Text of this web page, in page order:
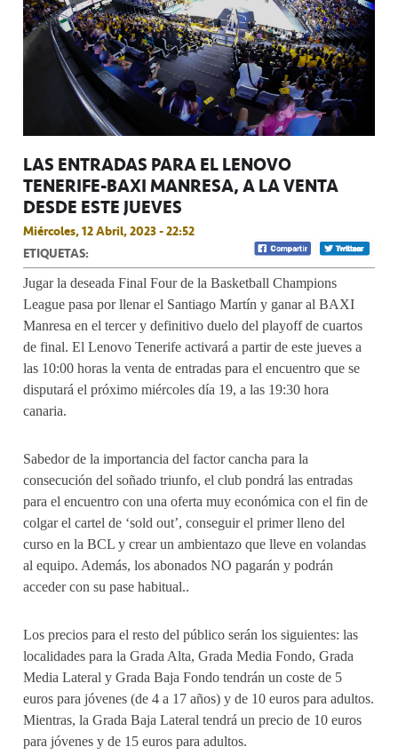
LAS ENTRADAS PARA EL LENOVO
TENERIFE-BAXI MANRESA, A LA VENTA
DESDE ESTE JUEVES
Miércoles, 12 Abril, 2023 - 22:52
ETIQUETAS:
Jugar la deseada Final Four de la Basketball Champions
League pasa por llenar el Santiago Martín y ganar al BAXI
Manresa en el tercer y definitivo duelo del playoff de cuartos
de final. El Lenovo Tenerife activará a partir de este jueves a
las 10:00 horas la venta de entradas para el encuentro que se
disputará el próximo miércoles día 19, a las 19:30 hora
canaria.
Sabedor de la importancia del factor cancha para la
consecución del soñado triunfo, el club pondrá las entradas
para el encuentro con una oferta muy económica con el fin de
colgar el cartel de ‘sold out’, conseguir el primer lleno del
curso en la BCL y crear un ambientazo que lleve en volandas
al equipo. Además, los abonados NO pagarán y podrán
acceder con su pase habitual..
Los precios para el resto del público serán los siguientes: las
localidades para la Grada Alta, Grada Media Fondo, Grada
Media Lateral y Grada Baja Fondo tendrán un coste de 5
euros para jóvenes (de 4 a 17 años) y de 10 euros para adultos.
Mientras, la Grada Baja Lateral tendrá un precio de 10 euros
para jóvenes y de 15 euros para adultos.